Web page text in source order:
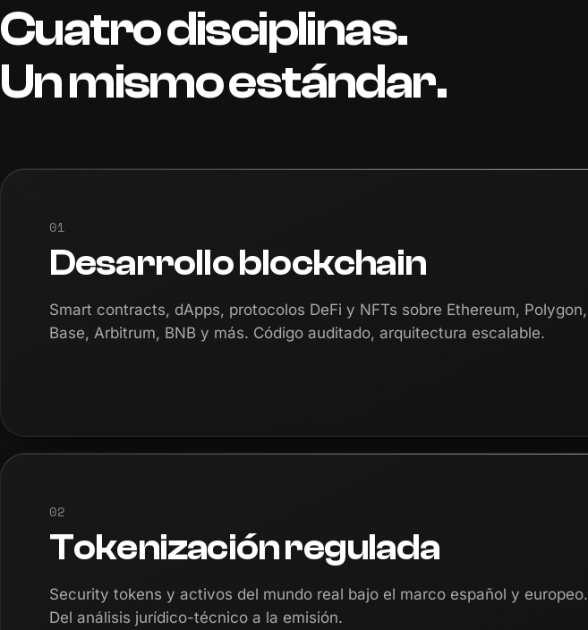
Cuatro disciplinas.
Un mismo estándar.
01
Desarrollo blockchain
Smart contracts, dApps, protocolos DeFi y NFTs sobre Ethereum, Polygon,
Base, Arbitrum, BNB y más. Código auditado, arquitectura escalable.
02
Tokenización regulada
Security tokens y activos del mundo real bajo el marco español y europeo.
Del análisis jurídico-técnico a la emisión.